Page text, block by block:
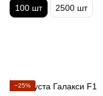
100 шт 2500 шт
−25%